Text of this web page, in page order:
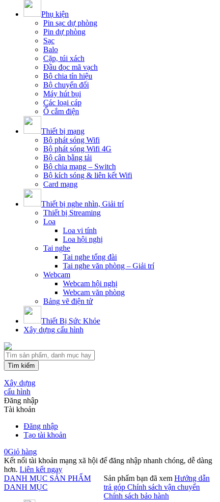
Phụ kiện
Pin sạc dự phòng
Pin dự phòng
Sạc
Balo
Cặp, túi xách
Đầu đọc mã vạch
Bộ chia tín hiệu
Bộ chuyển đổi
Máy hút bụi
Các loại cáp
Ổ cắm điện
Thiết bị mạng
Bộ phát sóng Wifi
Bộ phát sóng Wifi 4G
Bộ cân bằng tải
Bộ chia mạng – Switch
Bộ kích sóng & liên kết Wifi
Card mạng
Thiết bị nghe nhìn, Giải trí
Thiết bị Streaming
Loa
Loa vi tính
Loa hội nghị
Tai nghe
Tai nghe tổng đài
Tai nghe văn phòng – Giải trí
Webcam
Webcam hội nghị
Webcam văn phòng
Bảng vẽ điện tử
Thiết Bị Sức Khỏe
Xây dựng cấu hình
Tìm kiếm
Xây dựng
cấu hình
Đăng nhập
Tài khoản
Đăng nhập
Tạo tài khoản
0Giỏ hàng
Kết nối tài khoản mạng xã hội để đăng nhập nhanh chóng, dễ dàng
hơn. Liên kết ngay
DANH MỤC SẢN PHẨM
DANH MỤC
Sản phẩm bạn đã xem Hướng dẫn
trả góp Chính sách vận chuyển
Chính sách bảo hành